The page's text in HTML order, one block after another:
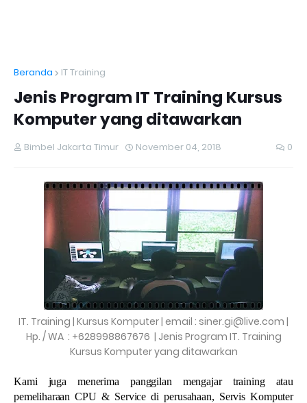
Beranda IT Training
Jenis Program IT Training Kursus
Komputer yang ditawarkan
Bimbel Jakarta Timur November 04, 2018 0
IT. Training | Kursus Komputer | email : siner.gi@live.com |
Hp. / WA : +628998867676 | Jenis Program IT. Training
Kursus Komputer yang ditawarkan
Kami juga menerima panggilan mengajar training atau
pemeliharaan CPU & Service di perusahaan, Servis Komputer